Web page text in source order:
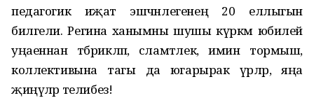
педагогик иҗат эшчәнлегенең 20 еллыгын
билгели. Регина ханымны шушы күркәм юбилей
уңаеннан тәбрикләп, сәламәтлек, имин тормыш,
коллективына тагы да югарырак үрләр, яңа
җиңүләр телибез!